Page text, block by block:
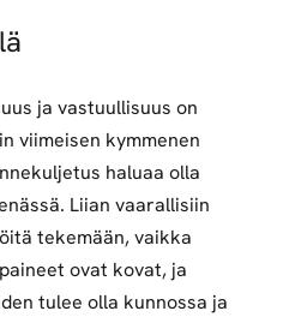
ja vastuullisuus on
viimeisen kymmenen
haluaa olla
Liian vaarallisiin
tekemään, vaikka
ovat kovat, ja
tulee olla kunnossa ja